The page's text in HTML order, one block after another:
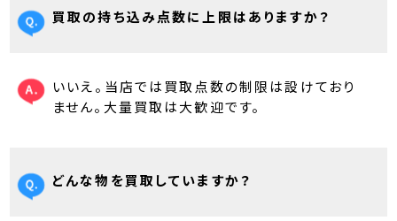
買取の持ち込み点数に上限はありますか？
いいえ。当店では買取点数の制限は設けており
ません。大量買取は大歓迎です。
どんな物を買取していますか？